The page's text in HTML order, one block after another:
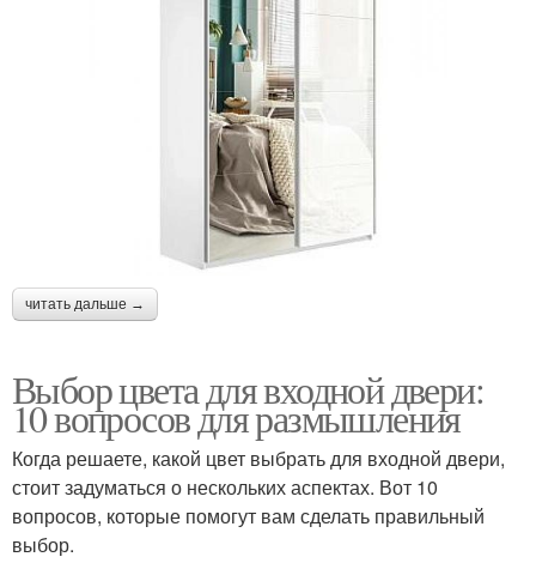
читать дальше →
Выбор цвета для входной двери:
10 вопросов для размышления
Когда решаете, какой цвет выбрать для входной двери,
стоит задуматься о нескольких аспектах. Вот 10
вопросов, которые помогут вам сделать правильный
выбор.